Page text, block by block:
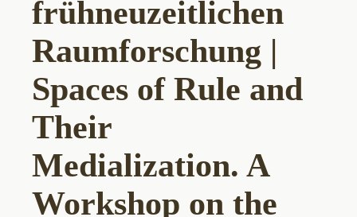
frühneuzeitlichen
Raumforschung |
Spaces of Rule and
Their
Medialization. A
Workshop on the